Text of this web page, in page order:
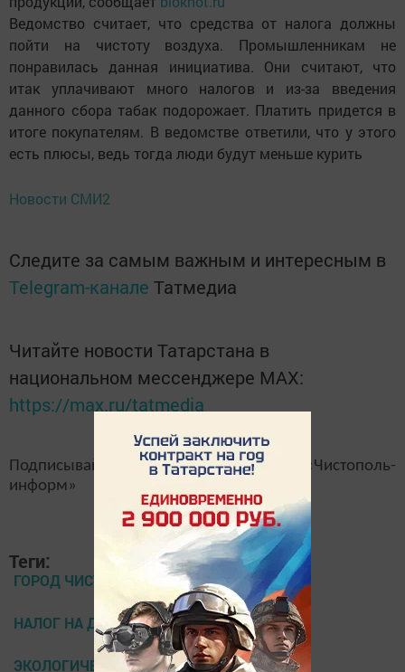
Ведомство считает, что средства от налога должны
пойти на чистоту воздуха. Промышленникам не
понравилась данная инициатива. Они считают, что
итак уплачивают много налогов и из-за введения
данного сбора табак подорожает. Платить придется в
итоге покупателям. В ведомстве ответили, что у этого
есть плюсы, ведь тогда люди будут меньше курить
Новости СМИ2
Следите за самым важным и интересным в
Telegram-канале Татмедиа
Читайте новости Татарстана в
национальном мессенджере MАХ:
https://max.ru/tatmedia
Подписывайтесь на нашканалMAX
«Чистополь-
информ»
Теги:
ГОРОД ЧИСТОПОЛЬ
НАЛОГ НА ДЫМ И ОКУРКИ
ЭКОЛОГИЧЕСКИЙ НАЛОГ